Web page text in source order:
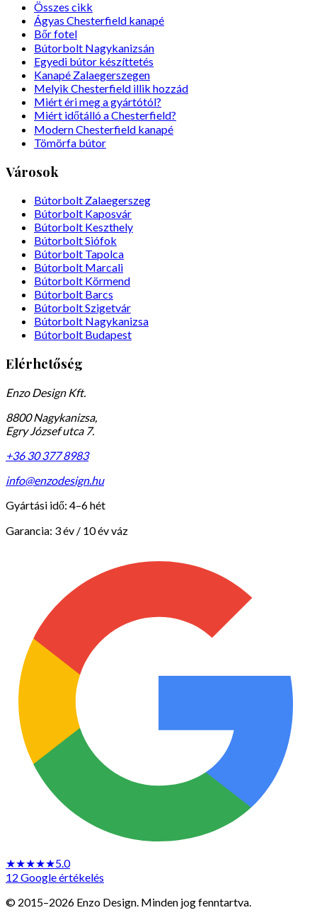
Összes cikk
Ágyas Chesterfield kanapé
Bőr fotel
Bútorbolt Nagykanizsán
Egyedi bútor készíttetés
Kanapé Zalaegerszegen
Melyik Chesterfield illik hozzád
Miért éri meg a gyártótól?
Miért időtálló a Chesterfield?
Modern Chesterfield kanapé
Tömörfa bútor
Városok
Bútorbolt Zalaegerszeg
Bútorbolt Kaposvár
Bútorbolt Keszthely
Bútorbolt Siófok
Bútorbolt Tapolca
Bútorbolt Marcali
Bútorbolt Körmend
Bútorbolt Barcs
Bútorbolt Szigetvár
Bútorbolt Nagykanizsa
Bútorbolt Budapest
Elérhetőség
Enzo Design Kft.
8800 Nagykanizsa,
Egry József utca 7.
+36 30 377 8983
info@enzodesign.hu
Gyártási idő: 4–6 hét
Garancia: 3 év / 10 év váz
★★★★★5.0
12 Google értékelés
© 2015–2026 Enzo Design. Minden jog fenntartva.